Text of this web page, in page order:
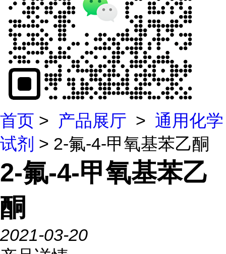
首页 > 产品展厅 > 通用化学
试剂 > 2-氟-4-甲氧基苯乙酮
2-氟-4-甲氧基苯乙
酮
2021-03-20